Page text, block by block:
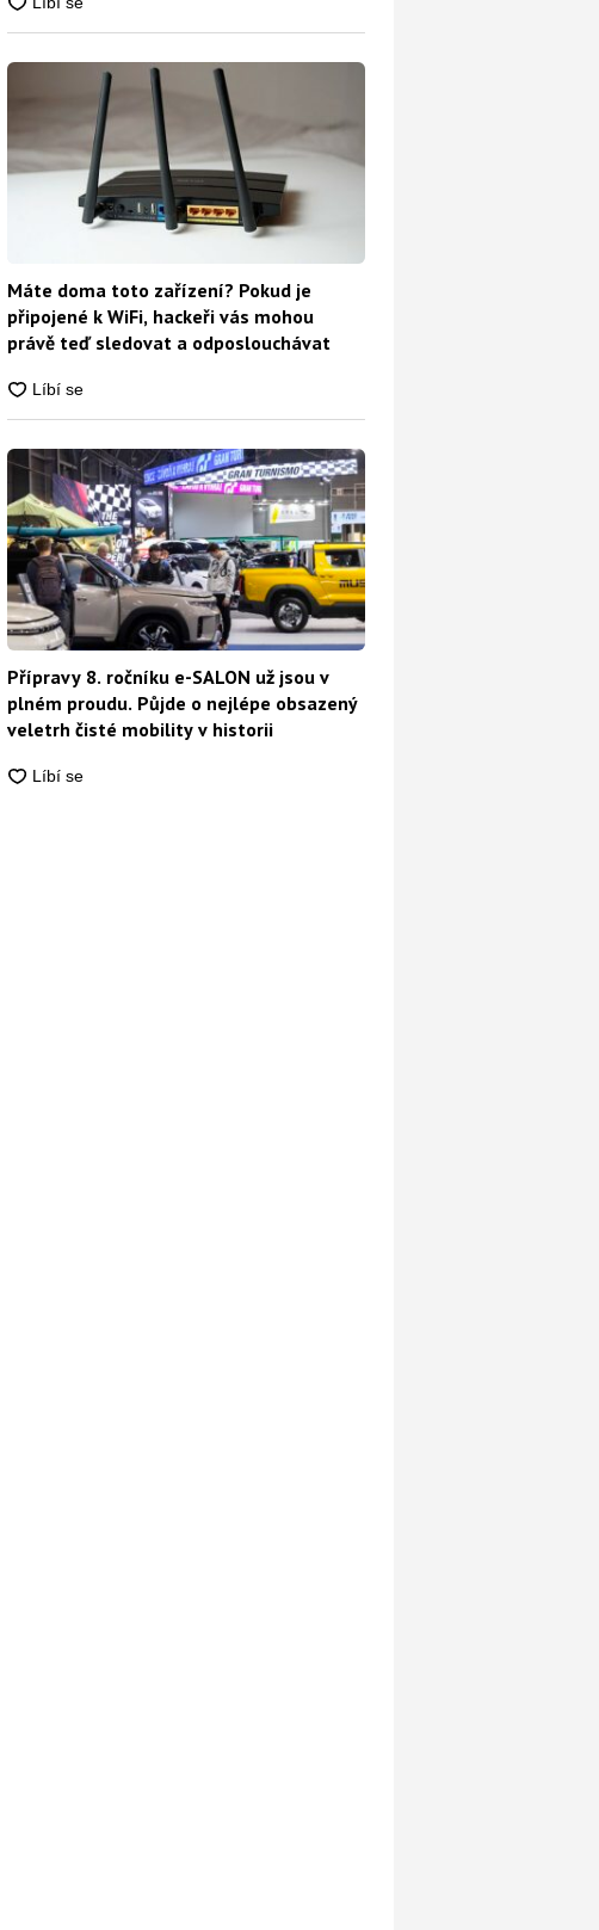
na účtu každý Čech. Kdo ji mít nebude, koleduje si o problém
Máte doma toto zařízení? Pokud je
připojené k WiFi, hackeři vás mohou
právě teď sledovat a odposlouchávat
Přípravy 8. ročníku e-SALON už jsou v
plném proudu. Půjde o nejlépe obsazený
veletrh čisté mobility v historii